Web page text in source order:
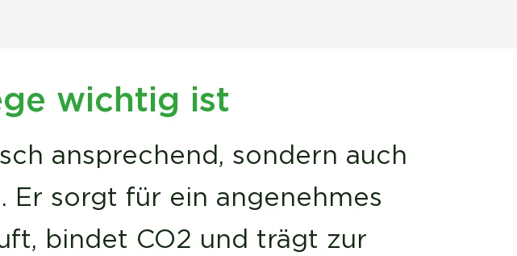
wichtig ist
ansprechend, sondern auch
sorgt für ein angenehmes
bindet CO2 und trägt zur